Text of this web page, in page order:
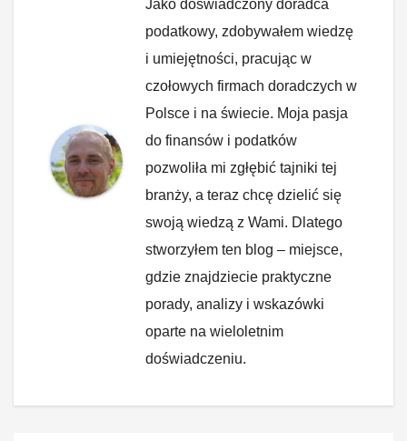
Jako doświadczony doradca
podatkowy, zdobywałem wiedzę
i umiejętności, pracując w
czołowych firmach doradczych w
Polsce i na świecie. Moja pasja
do finansów i podatków
pozwoliła mi zgłębić tajniki tej
branży, a teraz chcę dzielić się
swoją wiedzą z Wami. Dlatego
stworzyłem ten blog – miejsce,
gdzie znajdziecie praktyczne
porady, analizy i wskazówki
oparte na wieloletnim
doświadczeniu.